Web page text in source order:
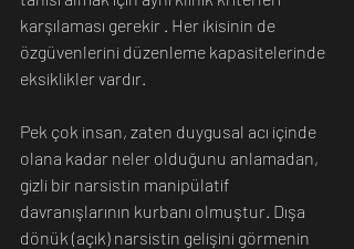
karşılaması gerekir . Her ikisinin de
özgüvenlerini düzenleme kapasitelerinde
eksiklikler vardır.
Pek çok insan, zaten duygusal acı içinde
olana kadar neler olduğunu anlamadan,
gizli bir narsistin manipülatif
davranışlarının kurbanı olmuştur. Dışa
dönük (açık) narsistin gelişini görmenin